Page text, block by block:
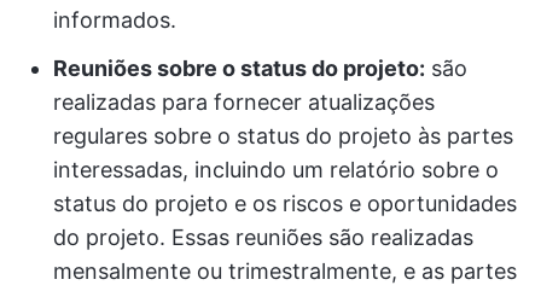
informados.
Reuniões sobre o status do projeto: são
realizadas para fornecer atualizações
regulares sobre o status do projeto às partes
interessadas, incluindo um relatório sobre o
status do projeto e os riscos e oportunidades
do projeto. Essas reuniões são realizadas
mensalmente ou trimestralmente, e as partes